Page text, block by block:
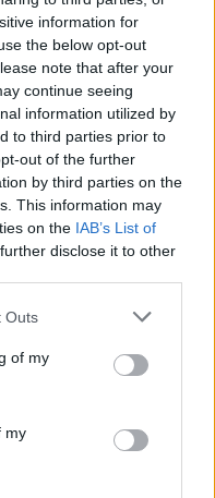
information for
the below opt-out
note that after your
continue seeing
information utilized by
to third parties prior to
out of the further
by third parties on the
This information may
on the IAB’s List of
disclose it to other
Outs
of my
my